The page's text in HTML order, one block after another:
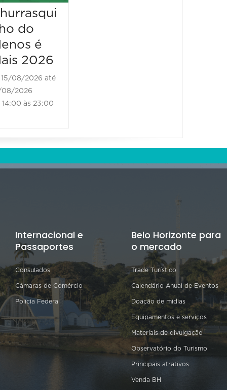
do
é
2026
15/08/2026 até
08/2026
às 23:00
Internacional e
Passaportes
Consulados
Câmaras de Comércio
Polícia Federal
Belo Horizonte para
o mercado
Trade Turístico
Calendário Anual de Eventos
Doação de mídias
Equipamentos e serviços
Materiais de divulgação
Observatório do Turismo
Principais atrativos
Venda BH